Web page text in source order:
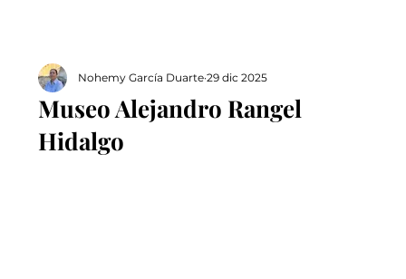
Museo Alejandro Rangel
Hidalgo
Nohemy García Duarte 29 dic 2025